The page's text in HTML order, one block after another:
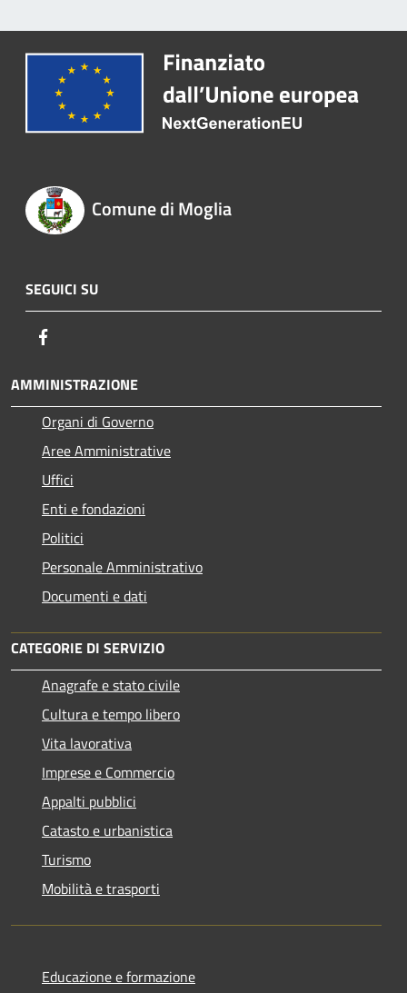
Comune di Moglia
SEGUICI SU
AMMINISTRAZIONE
Organi di Governo
Aree Amministrative
Uffici
Enti e fondazioni
Politici
Personale Amministrativo
Documenti e dati
CATEGORIE DI SERVIZIO
Anagrafe e stato civile
Cultura e tempo libero
Vita lavorativa
Imprese e Commercio
Appalti pubblici
Catasto e urbanistica
Turismo
Mobilità e trasporti
Educazione e formazione